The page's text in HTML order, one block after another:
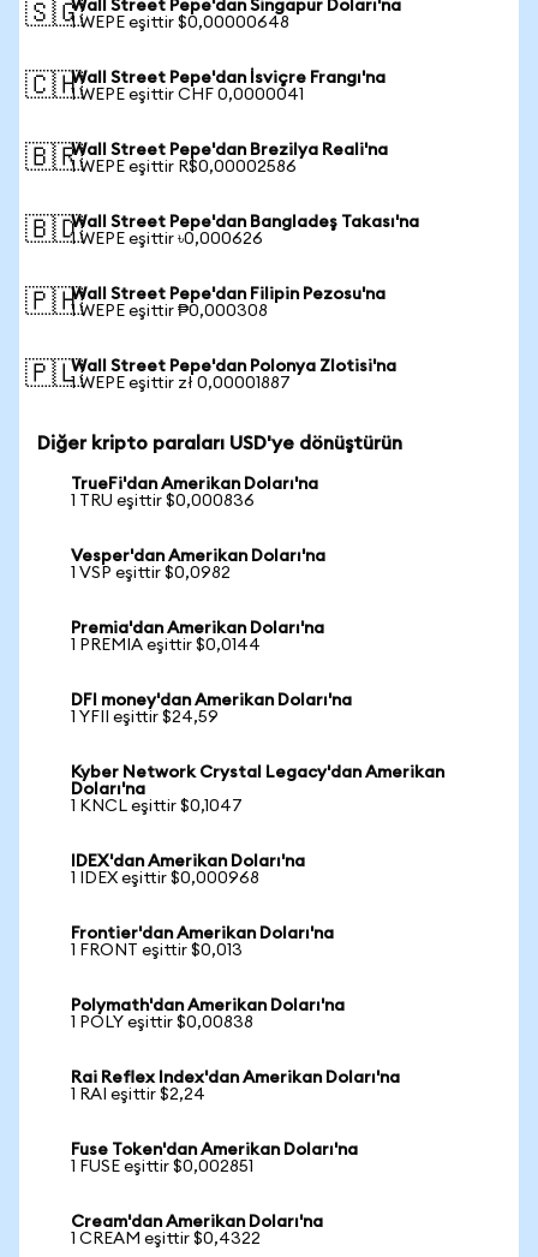
🇸🇬Wall Street Pepe'dan Singapur Doları'na
1 WEPE eşittir $0,00000648
🇨🇭Wall Street Pepe'dan İsviçre Frangı'na
1 WEPE eşittir CHF 0,0000041
🇧🇷Wall Street Pepe'dan Brezilya Reali'na
1 WEPE eşittir R$0,00002586
🇧🇩Wall Street Pepe'dan Bangladeş Takası'na
1 WEPE eşittir ৳0,000626
🇵🇭Wall Street Pepe'dan Filipin Pezosu'na
1 WEPE eşittir ₱0,000308
🇵🇱Wall Street Pepe'dan Polonya Zlotisi'na
1 WEPE eşittir zł 0,00001887
Diğer kripto paraları USD'ye dönüştürün
TrueFi'dan Amerikan Doları'na
1 TRU eşittir $0,000836
Vesper'dan Amerikan Doları'na
1 VSP eşittir $0,0982
Premia'dan Amerikan Doları'na
1 PREMIA eşittir $0,0144
DFI money'dan Amerikan Doları'na
1 YFII eşittir $24,59
Kyber Network Crystal Legacy'dan Amerikan
Doları'na
1 KNCL eşittir $0,1047
IDEX'dan Amerikan Doları'na
1 IDEX eşittir $0,000968
Frontier'dan Amerikan Doları'na
1 FRONT eşittir $0,013
Polymath'dan Amerikan Doları'na
1 POLY eşittir $0,00838
Rai Reflex Index'dan Amerikan Doları'na
1 RAI eşittir $2,24
Fuse Token'dan Amerikan Doları'na
1 FUSE eşittir $0,002851
Cream'dan Amerikan Doları'na
1 CREAM eşittir $0,4322